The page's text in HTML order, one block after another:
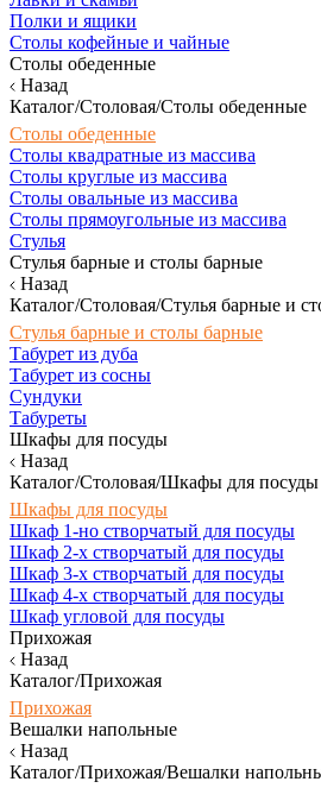
Полки и ящики
Столы кофейные и чайные
Столы обеденные
Назад
Каталог/Столовая/Столы обеденные
Столы обеденные
Столы квадратные из массива
Столы круглые из массива
Столы овальные из массива
Столы прямоугольные из массива
Стулья
Стулья барные и столы барные
Назад
Каталог/Столовая/Стулья барные и
Стулья барные и столы барные
Табурет из дуба
Табурет из сосны
Сундуки
Табуреты
Шкафы для посуды
Назад
Каталог/Столовая/Шкафы для посуды
Шкафы для посуды
Шкаф 1-но створчатый для посуды
Шкаф 2-х створчатый для посуды
Шкаф 3-х створчатый для посуды
Шкаф 4-х створчатый для посуды
Шкаф угловой для посуды
Прихожая
Назад
Каталог/Прихожая
Прихожая
Вешалки напольные
Назад
Каталог/Прихожая/Вешалки